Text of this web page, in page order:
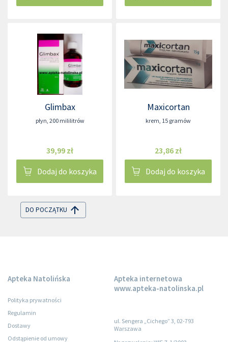
Glimbax
płyn 200 mililitrów
39,99 zł
Dodaj do koszyka
Maxicortan
krem 15 gramów
23,86 zł
Dodaj do koszyka
DO POCZĄTKU
Apteka Natolińska
Polityka prywatności
Regulamin
Dostawy
Odstąpienie od umowy
Apteka internetowa
www.apteka-natolinska.pl
ul. Sengera „Cichego” 3, 02-793
Warszawa